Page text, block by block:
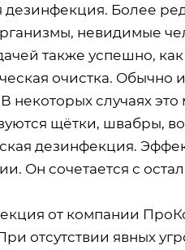
дезинфекция. Более
невидимые
также успешно,
очистка. Обычно
некоторых случаях
щётки, швабры,
дезинфекция.
Он сочетается с
от компании
отсутствии явных